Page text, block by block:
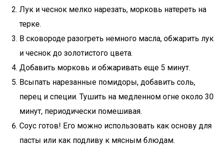
Лук и чеснок мелко нарезать, морковь натереть на
терке.
В сковороде разогреть немного масла, обжарить лук
и чеснок до золотистого цвета.
Добавить морковь и обжаривать еще 5 минут.
Всыпать нарезанные помидоры, добавить соль,
перец и специи. Тушить на медленном огне около 30
минут, периодически помешивая.
Соус готов! Его можно использовать как основу для
пасты или как подливу к мясным блюдам.